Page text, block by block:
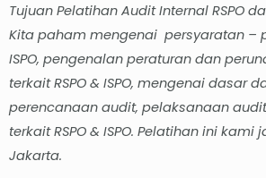
Tujuan Pelatihan Audit Internal RSPO
Kita paham mengenai persyaratan –
ISPO, pengenalan peraturan dan
terkait RSPO & ISPO, mengenai dasar
perencanaan audit, pelaksanaan
terkait RSPO & ISPO. Pelatihan ini
Jakarta.